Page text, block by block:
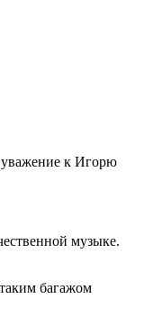
уважение к Игорю
музыке.
багажом